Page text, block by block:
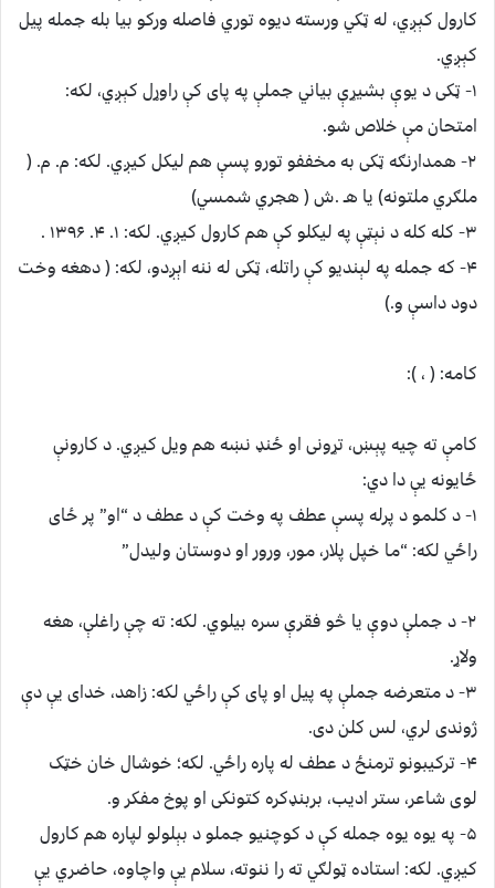
کارول کېږي، له ټکي ورسته دیوه توري فاصله ورکو بیا بله جمله پیل
کېږي.
۱- ټکی د یوې بشيړې بیاني جملې په پای کې راوړل کېږي، لکه:
امتحان مې خلاص شو.
۲- همدارنګه ټکی به مخففو تورو پسې هم لیکل کیږي. لکه: م. م. (
ملګري ملتونه) یا هـ .ش ( هجري شمسي)
۳- کله کله د نېټې په لیکلو کې هم کارول کیږي. لکه: ۱. ۴. ۱۳۹۶ .
۴- که جمله په لېندیو کې راتله، ټکی له ننه اېږدو، لکه: ( دهغه وخت
دود داسې و.)
کامه: ( ، ):
کامې ته چيه پېښ، تړونی او ځنډ نښه هم ویل کیږي. د کارونې
ځایونه یې دا دي:
۱- د کلمو د پرله پسې عطف په وخت کې د عطف د “او” پر ځای
راځي لکه: “ما خپل پلار، مور، ورور او دوستان ولیدل”
۲- د جملې دوې یا څو فقرې سره بیلوي. لکه: ته چې راغلې، هغه
ولاړ.
۳- د متعرضه جملې په پیل او پای کې راځي لکه: زاهد، خدای یې دې
ژوندی لري، لس کلن دی.
۴- ترکیبونو ترمنځ د عطف له پاره راځي. لکه؛ خوشال خان خټک
لوی شاعر، ستر ادیب، بربنډکره کتونکی او پوخ مفکر و.
۵- په یوه یوه جمله کې د کوچنیو جملو د بېلولو لپاره هم کارول
کیږي. لکه: استاده ټولګي ته را ننوته، سلام یې واچاوه، حاضري یې